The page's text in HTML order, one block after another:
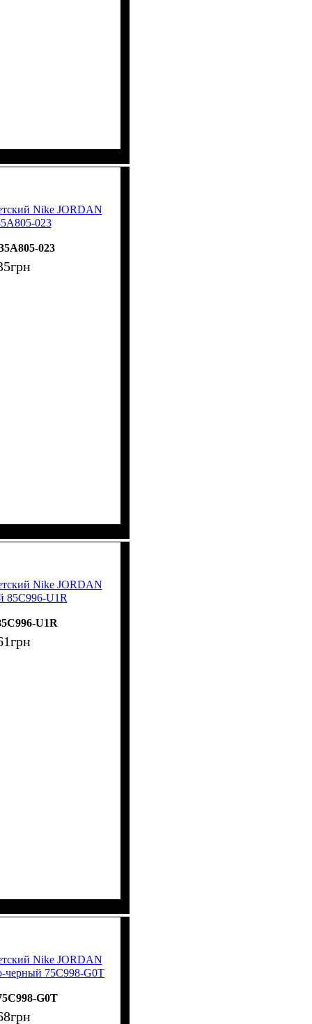
Nike JORDAN
023
023
грн
Nike JORDAN
85C996-U1R
U1R
грн
Nike JORDAN
черный 75C998-G0T
G0T
грн